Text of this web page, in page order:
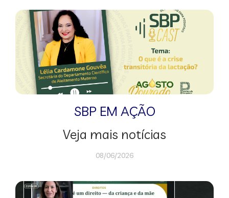
SBP EM AÇÃO
Veja mais notícias
08/06/2026